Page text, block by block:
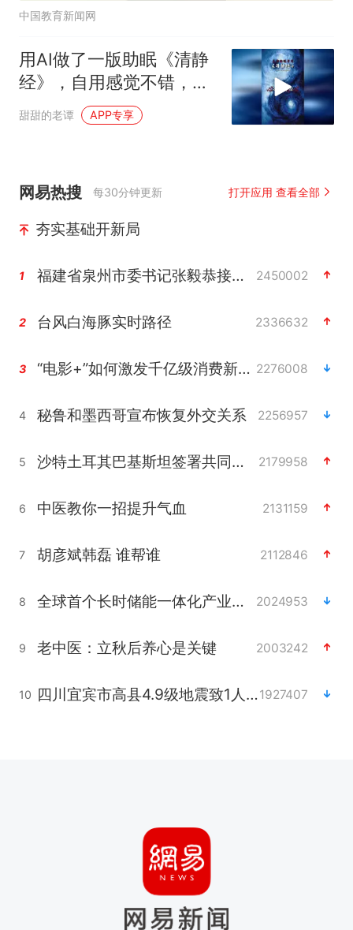
中国教育新闻网
用AI做了一版助眠《清静
经》，自用感觉不错，分
享给大家
甜甜的老谭 APP专享
网易热搜 每30分钟更新 打开应用 查看全部
夯实基础开新局
1 福建省泉州市委书记张毅恭接受纪律审查和监察调查 2450002
2 台风白海豚实时路径 2336632
3 “电影+”如何激发千亿级消费新活力？ 2276008
4 秘鲁和墨西哥宣布恢复外交关系 2256957
5 沙特土耳其巴基斯坦签署共同防务协议 2179958
6 中医教你一招提升气血 2131159
7 胡彦斌韩磊 谁帮谁 2112846
8 全球首个长时储能一体化产业园量产 2024953
9 老中医：立秋后养心是关键 2003242
10 四川宜宾市高县4.9级地震致1人死亡1927407